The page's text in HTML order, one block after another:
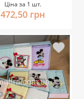
Ціна за 1 шт.
472,50 грн